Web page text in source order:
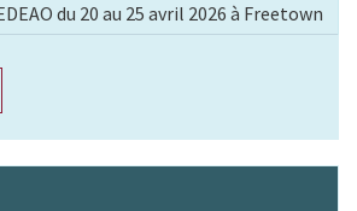
du 20 au 25 avril 2026 à Freetown